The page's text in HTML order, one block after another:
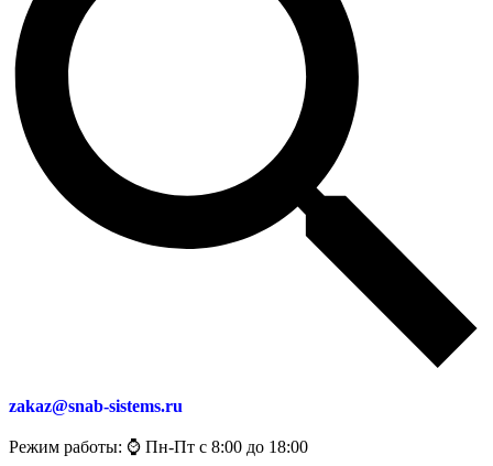
zakaz@snab-sistems.ru
Режим работы: ⌚ Пн-Пт с 8:00 до 18:00